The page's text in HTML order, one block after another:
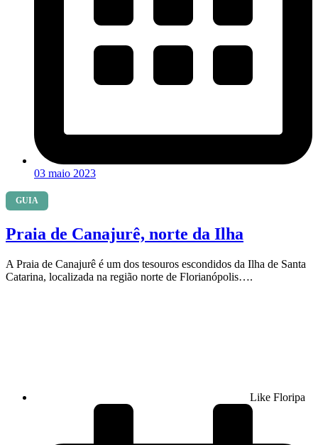
03 maio 2023
GUIA
Praia de Canajurê, norte da Ilha
A Praia de Canajurê é um dos tesouros escondidos da Ilha de Santa
Catarina, localizada na região norte de Florianópolis….
Like Floripa